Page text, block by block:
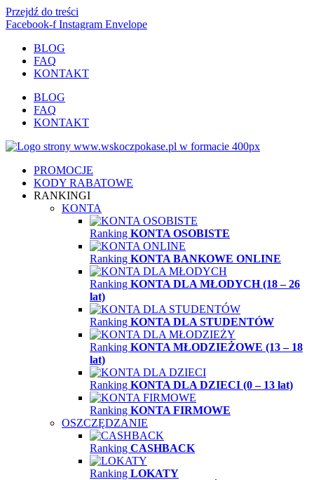
Przejdź do treści
Facebook-f Instagram Envelope
BLOG
FAQ
KONTAKT
BLOG
FAQ
KONTAKT
PROMOCJE
KODY RABATOWE
RANKINGI
KONTA
Ranking KONTA OSOBISTE
Ranking KONTA BANKOWE ONLINE
Ranking KONTA DLA MŁODYCH (18 – 26
lat)
Ranking KONTA DLA STUDENTÓW
Ranking KONTA MŁODZIEŻOWE (13 – 18
lat)
Ranking KONTA DLA DZIECI (0 – 13 lat)
Ranking KONTA FIRMOWE
OSZCZĘDZANIE
Ranking CASHBACK
Ranking LOKATY